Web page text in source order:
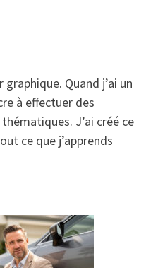
Quand j’ai un
à effectuer des
J’ai créé ce
ce que j’apprends